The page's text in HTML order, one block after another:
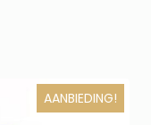
AANBIEDING!